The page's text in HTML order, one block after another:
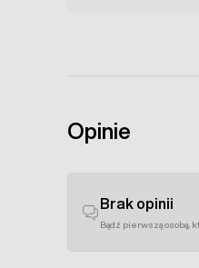
Opinie
Brak opinii
Bądź pierwszą osobą,